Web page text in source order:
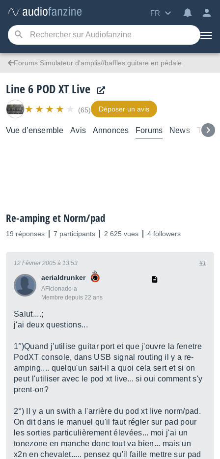
FR
Forums Simulateur d'amplis//baffles guitare en pédale
Line 6 POD XT Live
(65) Déposer un avis
Vue d’ensemble Avis Annonces Forums News
Re-amping et Norm/pad
19 réponses 7 participants 2 625 vues 4 followers
aerialdrunker
AFicionado·a
Membre depuis 22 ans
12 Février 2005 à 13:53 #1
Salut....;
j'ai deux questions...
1°)Quand j'utilise guitar port et que j'ouvre la fenetre
PodXT console, dans USB signal routing il y a re-
amping.... quelqu'un sait-il a quoi cela sert et si on
peut l'utiliser avec le pod xt live... si oui comment s'y
prent-on?
2°) Il y a un swith a l'arrière du pod xt live norm/pad.
On dit dans le manuel qu'il faut régler sur pad pour
les sorties particulièrement élevées... moi j'ai un
tonezone en manche donc tout va bien... mais un
x2n en chevalet..... pensez qu'il faille mettre sur pad